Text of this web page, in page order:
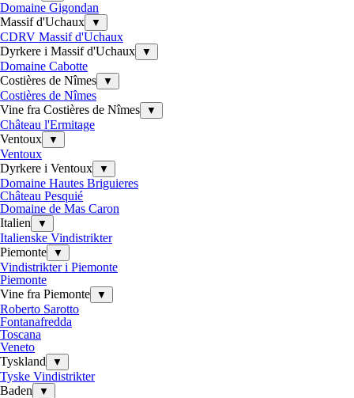
Domaine Gigondan
Massif d'Uchaux
▼
CDRV Massif d'Uchaux
Dyrkere i Massif d'Uchaux
▼
Domaine Cabotte
Costières de Nîmes
▼
Costières de Nîmes
Vine fra Costières de Nîmes
▼
Château l'Ermitage
Ventoux
▼
Ventoux
Dyrkere i Ventoux
▼
Domaine Hautes Briguieres
Château Pesquié
Domaine de Mas Caron
Italien
▼
Italienske Vindistrikter
Piemonte
▼
Vindistrikter i Piemonte
Piemonte
Vine fra Piemonte
▼
Roberto Sarotto
Fontanafredda
Toscana
Veneto
Tyskland
▼
Tyske Vindistrikter
Baden
▼